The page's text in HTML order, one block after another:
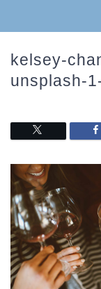
kelsey-
unsplash-